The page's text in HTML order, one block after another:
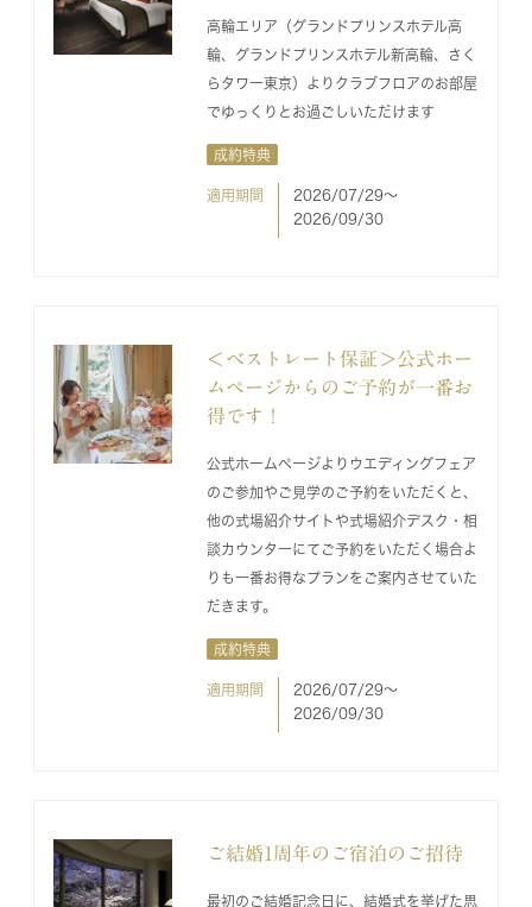
高輪エリア（グランドプリンスホテル高
輪、グランドプリンスホテル新高輪、さく
らタワー東京）よりクラブフロアのお部屋
でゆっくりとお過ごしいただけます
成約特典
適用期間
2026/07/29〜
2026/09/30
＜ベストレート保証＞公式ホー
ムページからのご予約が一番お
得です！
公式ホームページよりウエディングフェア
のご参加やご見学のご予約をいただくと、
他の式場紹介サイトや式場紹介デスク・相
談カウンターにてご予約をいただく場合よ
りも一番お得なプランをご案内させていた
だきます。
成約特典
適用期間
2026/07/29〜
2026/09/30
ご結婚1周年のご宿泊のご招待
最初のご結婚記念日に、結婚式を挙げた思